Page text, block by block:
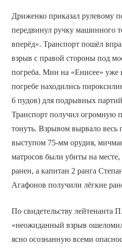
Дриженко приказал рулевому
передвинул ручку машинного
вперёд». Транспорт пошёл
взрыв с правой стороны под
погреба. Мин на «Енисее» уже
погребе находились
6 пудов) для подрывных
Транспорт получил огромную
тонуть. Взрывом вырвало весь
выступом 75-мм орудия,
матросов были убиты на
ранен, а капитан 2 ранга
Агафонов получили лёгкие
По свидетельству лейтенанта
«неожиданный взрыв
ясно осознанную всеми